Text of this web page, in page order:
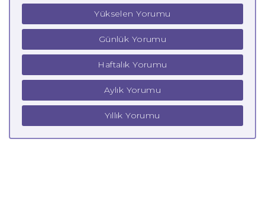
Yükselen Yorumu
Günlük Yorumu
Haftalık Yorumu
Aylık Yorumu
Yıllık Yorumu